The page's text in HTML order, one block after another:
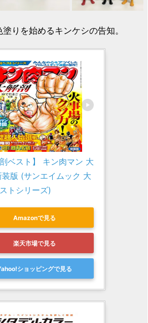
りを始めるキンケシの告知。
剖ベスト】 キン肉マン 大
版 (サンエイムック 大
トシリーズ)
Amazonで見る
楽天市場で見る
ショッピングで見る